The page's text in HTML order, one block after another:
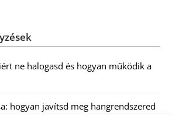
ne halogasd és hogyan működik a
hogyan javítsd meg hangrendszered